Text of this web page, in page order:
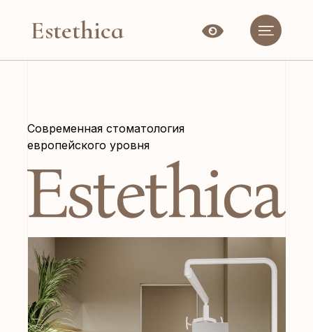
Estethica
Современная стоматология
европейского уровня